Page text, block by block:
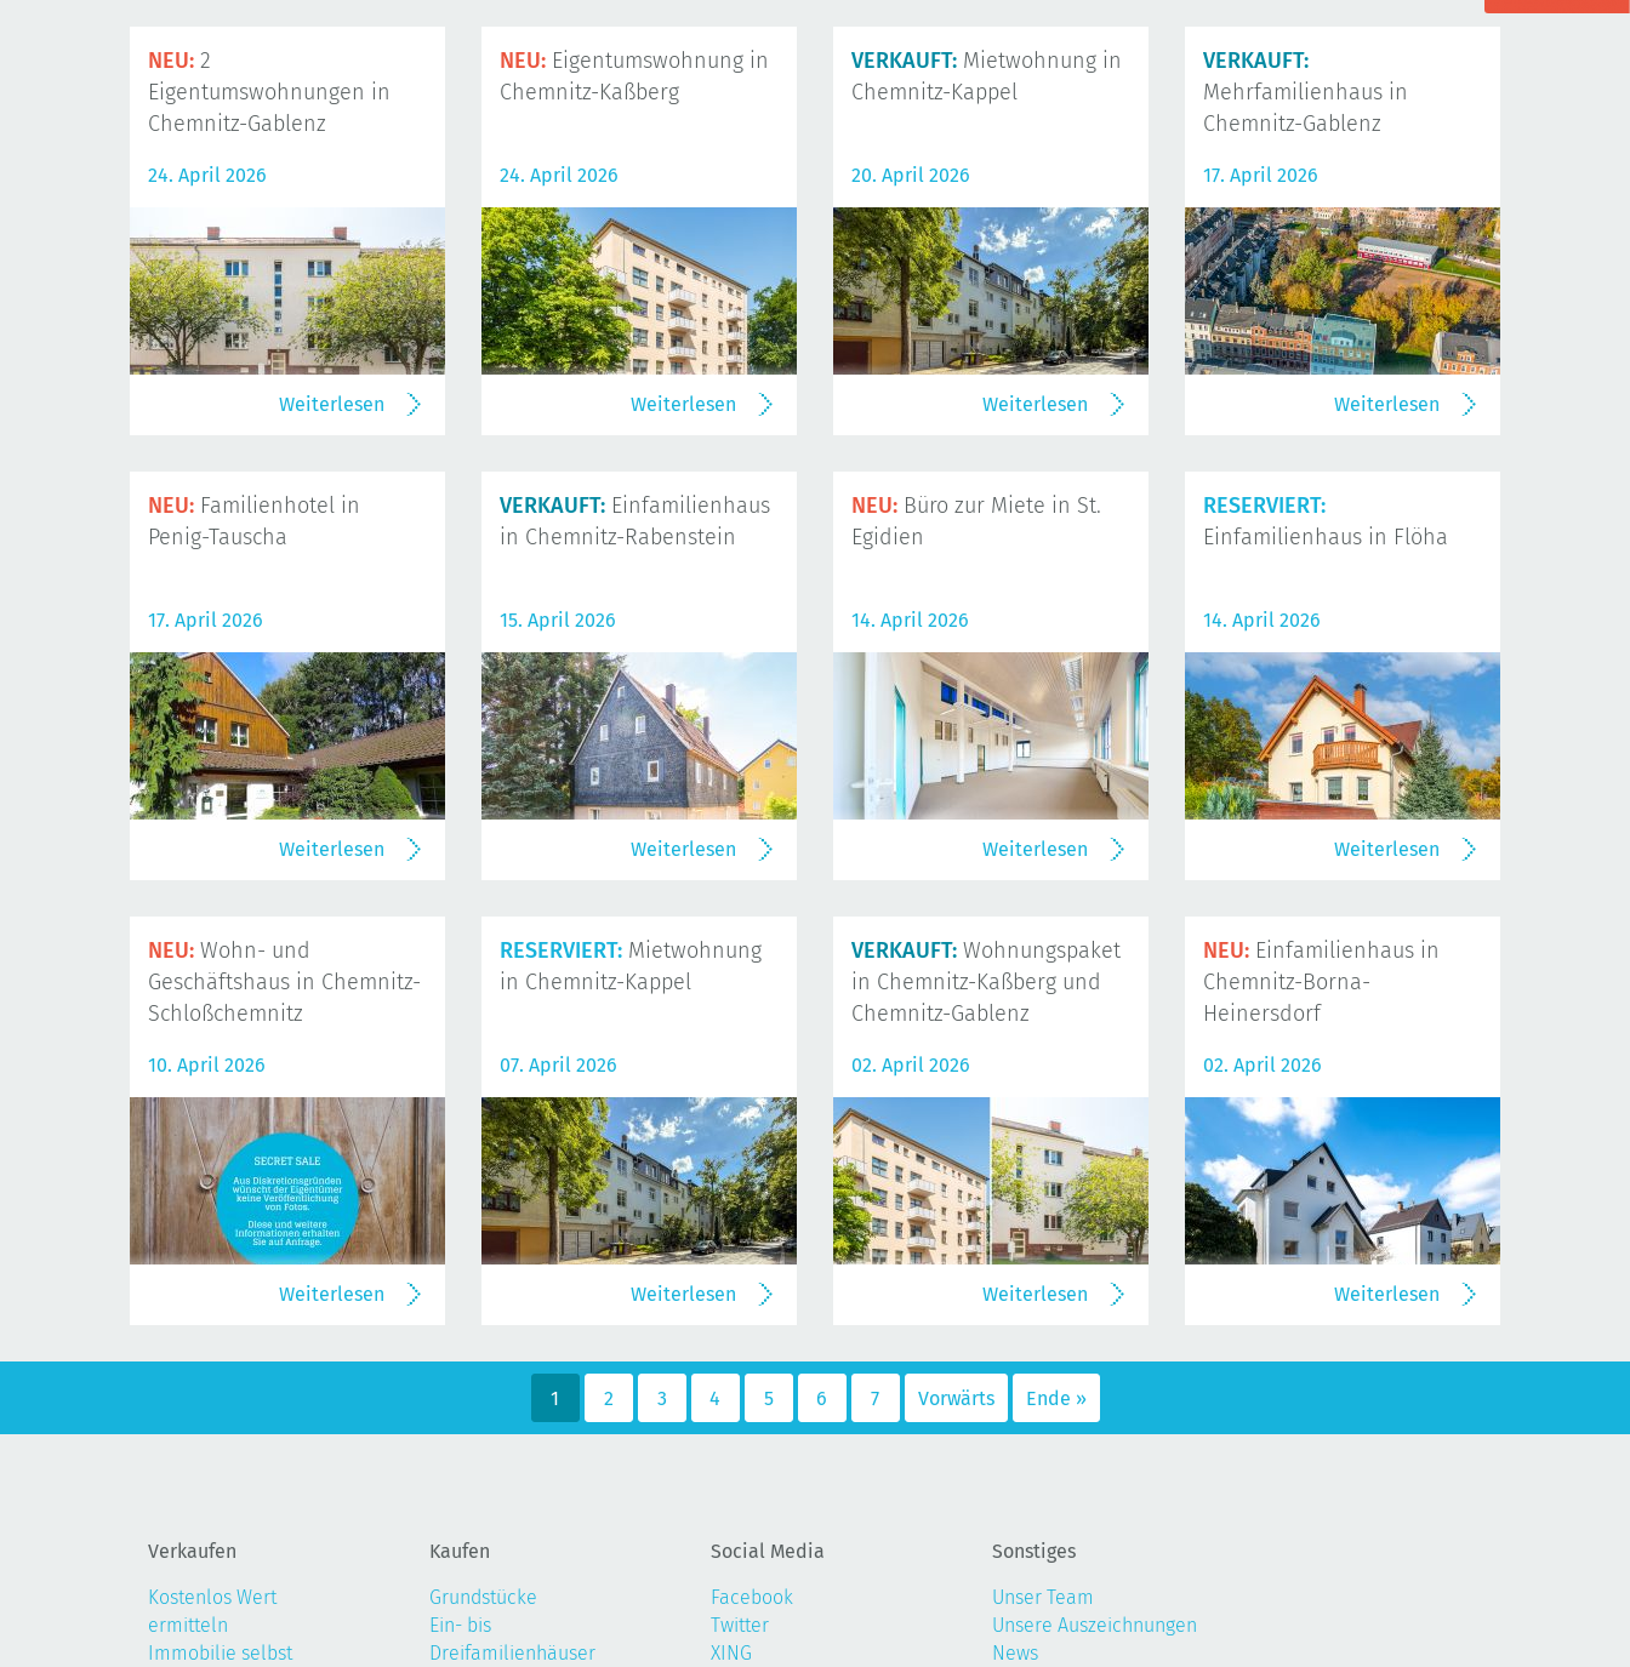
NEU: 2
Eigentumswohnungen in
Chemnitz-Gablenz
24. April 2026
Weiterlesen
NEU: Eigentumswohnung in
Chemnitz-Kaßberg
24. April 2026
Weiterlesen
VERKAUFT: Mietwohnung in
Chemnitz-Kappel
20. April 2026
Weiterlesen
VERKAUFT:
Mehrfamilienhaus in
Chemnitz-Gablenz
17. April 2026
Weiterlesen
NEU: Familienhotel in
Penig-Tauscha
17. April 2026
Weiterlesen
VERKAUFT: Einfamilienhaus
in Chemnitz-Rabenstein
15. April 2026
Weiterlesen
NEU: Büro zur Miete in St.
Egidien
14. April 2026
Weiterlesen
RESERVIERT:
Einfamilienhaus in Flöha
14. April 2026
Weiterlesen
NEU: Wohn- und
Geschäftshaus in Chemnitz-
Schloßchemnitz
10. April 2026
Weiterlesen
RESERVIERT: Mietwohnung
in Chemnitz-Kappel
07. April 2026
Weiterlesen
VERKAUFT: Wohnungspaket
in Chemnitz-Kaßberg und
Chemnitz-Gablenz
02. April 2026
Weiterlesen
NEU: Einfamilienhaus in
Chemnitz-Borna-
Heinersdorf
02. April 2026
Weiterlesen
1 2 3 4 5 6 7 Vorwärts Ende »
Verkaufen
Kostenlos Wert
ermitteln
Immobilie selbst
Kaufen
Grundstücke
Ein- bis
Dreifamilienhäuser
Social Media
Facebook
Twitter
XING
Sonstiges
Unser Team
Unsere Auszeichnungen
News